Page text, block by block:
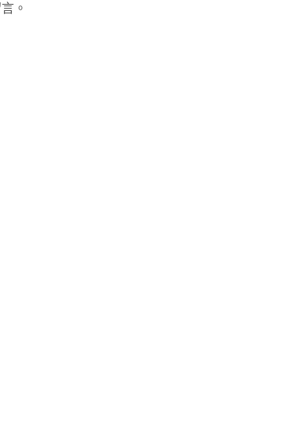
。